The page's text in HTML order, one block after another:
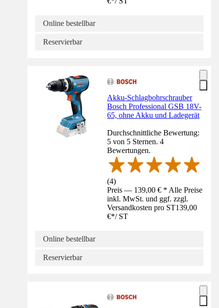
Online bestellbar
Reservierbar
Akku-Schlagbohrschrauber
Bosch Professional GSB 18V-
65, ohne Akku und Ladegerät
Durchschnittliche Bewertung:
5 von 5 Sternen. 4
Bewertungen.
(4)
Preis — 139,00 € * Alle Preise
inkl. MwSt. und ggf. zzgl.
Versandkosten pro ST139,00
€*/ ST
Online bestellbar
Reservierbar